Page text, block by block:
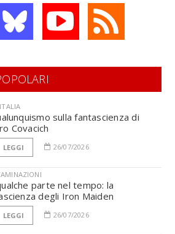
sulla fantascienza di
Covacich
LEGGI 26/07/2026
parte nel tempo: la
degli Iron Maiden
LEGGI 26/07/2026